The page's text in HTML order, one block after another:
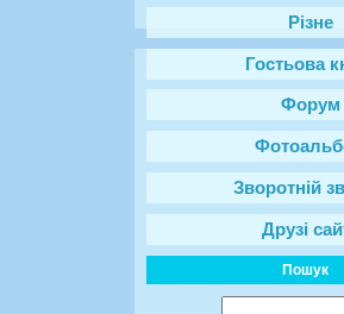
Різне
Гостьова
Форум
Зворотній
Друзі
Пошук